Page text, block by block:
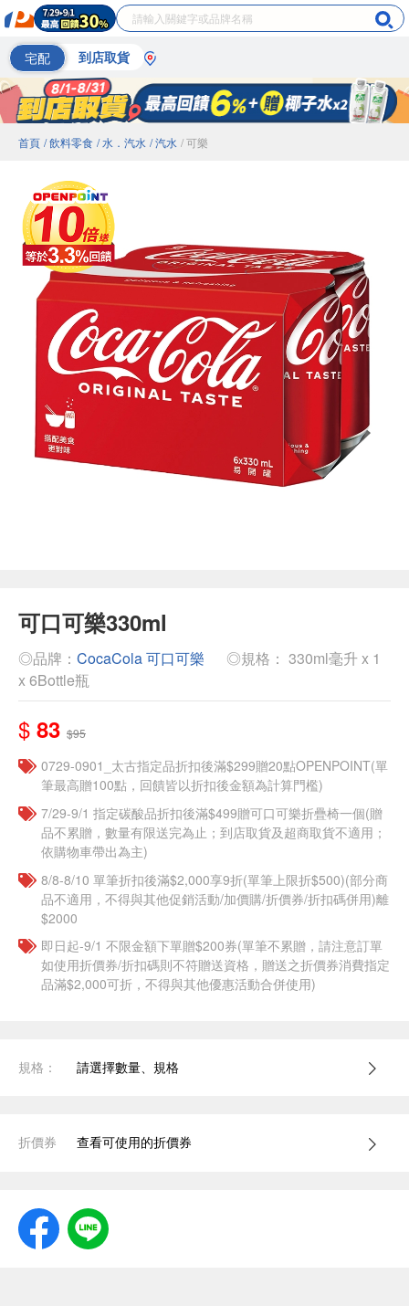
宅配 到店取貨
首頁 / 飲料零食 / 水．汽水 / 汽水 / 可樂
可口可樂330ml
◎品牌： CocaCola 可口可樂
◎規格： 330ml毫升 x 1
x 6Bottle瓶
$ 83 $95
0729-0901_太古指定品折扣後滿$299贈20點OPENPOINT(單
筆最高贈100點，回饋皆以折扣後金額為計算門檻)
7/29-9/1 指定碳酸品折扣後滿$499贈可口可樂折疊椅一個(贈
品不累贈，數量有限送完為止；到店取貨及超商取貨不適用；
依購物車帶出為主)
8/8-8/10 單筆折扣後滿$2,000享9折(單筆上限折$500)(部分商
品不適用，不得與其他促銷活動/加價購/折價券/折扣碼併用)離
$2000
即日起-9/1 不限金額下單贈$200券(單筆不累贈，請注意訂單
如使用折價券/折扣碼則不符贈送資格，贈送之折價券消費指定
品滿$2,000可折，不得與其他優惠活動合併使用)
規格： 請選擇數量、規格
折價券 查看可使用的折價券